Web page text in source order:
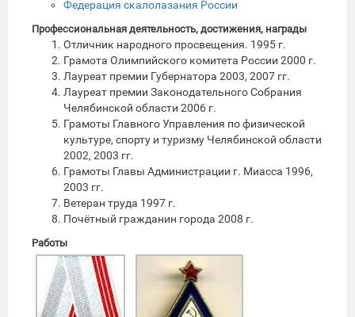
Федерация скалолазания России
Профессиональная деятельность, достижения, награды
Отличник народного просвещения. 1995 г.
Грамота Олимпийского комитета России 2000 г.
Лауреат премии Губернатора 2003, 2007 гг.
Лауреат премии Законодательного Собрания
Челябинской области 2006 г.
Грамоты Главного Управления по физической
культуре, спорту и туризму Челябинской области
2002, 2003 гг.
Грамоты Главы Администрации г. Миасса 1996,
2003 гг.
Ветеран труда 1997 г.
Почётный гражданин города 2008 г.
Работы